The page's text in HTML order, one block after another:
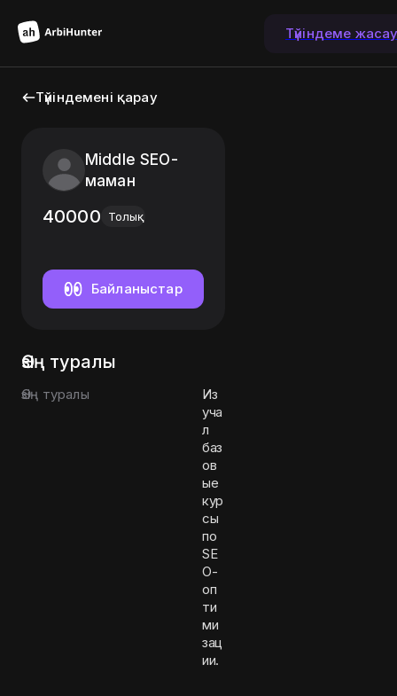
Түйіндеме
Түйіндемені қарау
Middle SEO-
маман
40000 Толық
Байланыстар
Өзің туралы
Өзің туралы
Из
уча
л
баз
ов
ые
кур
сы
по
SE
O-
оп
ти
ми
зац
ии.